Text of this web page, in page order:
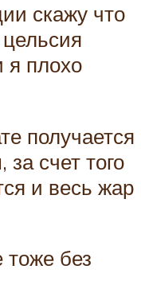
скажу что
я плохо
получается
счет того
и весь жар
тоже без